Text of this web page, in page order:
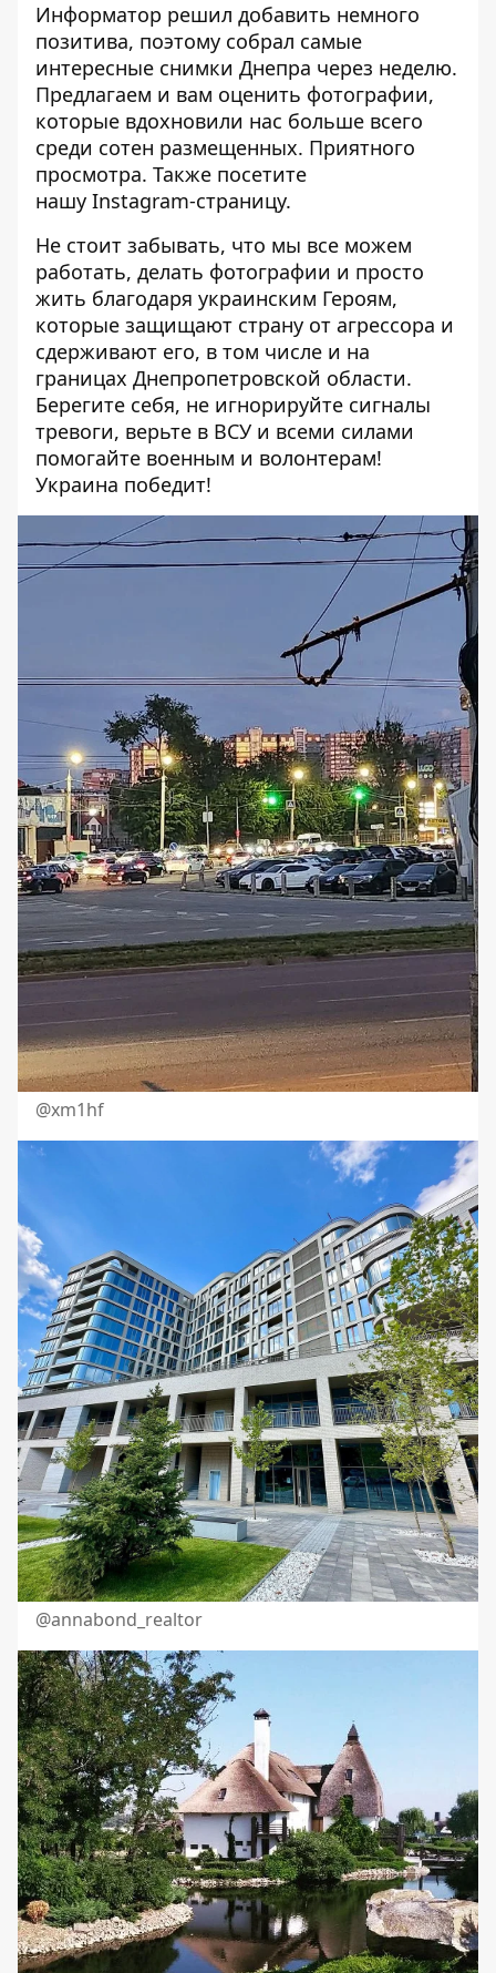
Информатор решил добавить немного
позитива, поэтому собрал самые
интересные снимки Днепра через неделю.
Предлагаем и вам оценить фотографии,
которые вдохновили нас больше всего
среди сотен размещенных. Приятного
просмотра. Также посетите
нашу Instagram-страницу.
Не стоит забывать, что мы все можем
работать, делать фотографии и просто
жить благодаря украинским Героям,
которые защищают страну от агрессора и
сдерживают его, в том числе и на
границах Днепропетровской области.
Берегите себя, не игнорируйте сигналы
тревоги, верьте в ВСУ и всеми силами
помогайте военным и волонтерам!
Украина победит!
@xm1hf
@annabond_realtor